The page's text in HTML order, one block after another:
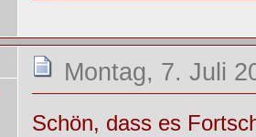
Montag, 7. Juli
Schön, dass es